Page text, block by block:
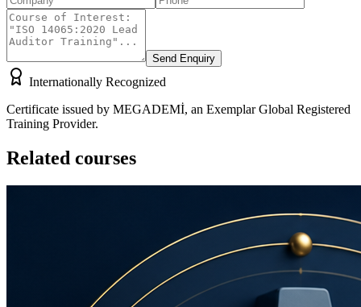
Send Enquiry
Internationally Recognized
Certificate issued by MEGADEMİ, an Exemplar Global Registered
Training Provider.
Related courses